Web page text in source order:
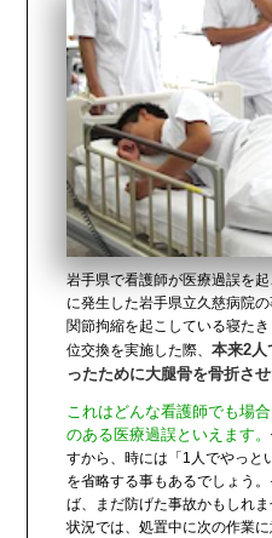
岩手県で看護師が医療過誤を
に発生した岩手県立久慈病院
関節拘縮を起こしている寝た
位交換を実施した際、本来2人
ったために大腿骨を骨折させ
これはどんな看護師でも場
のある医療過誤といえます。
すから、時には「1人でやっと
を省略する事もあるでしょう
ば、まだ防げた事故かもしれ
状況では、処置中に次の作業